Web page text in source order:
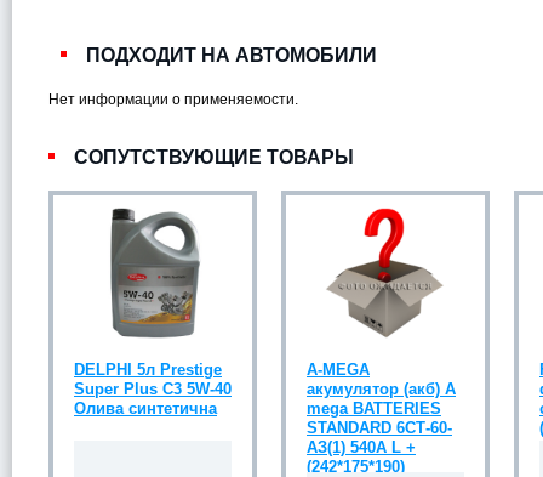
ПОДХОДИТ НА АВТОМОБИЛИ
Нет информации о применяемости.
СОПУТСТВУЮЩИЕ ТОВАРЫ
DELPHI 5л Prestige
Super Plus C3 5W-40
Олива синтетична
A-MEGA
акумулятор (акб) A
mega BATTERIES
STANDARD 6СТ-60-
АЗ(1) 540A L +
(242*175*190)